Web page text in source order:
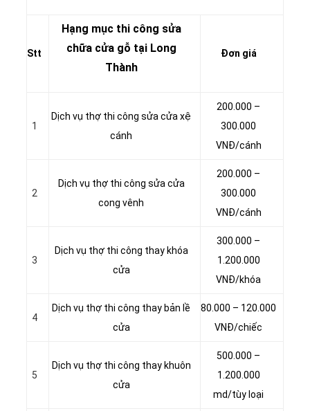
Stt
Hạng mục thi công sửa
chữa cửa gỗ tại Long
Thành
Đơn giá
1
Dịch vụ thợ thi công sửa cửa xệ
cánh
200.000 –
300.000
VNĐ/cánh
2
Dịch vụ thợ thi công sửa cửa
cong vênh
200.000 –
300.000
VNĐ/cánh
3
Dịch vụ thợ thi công thay khóa
cửa
300.000 –
1.200.000
VNĐ/khóa
4
Dịch vụ thợ thi công thay bản lề
cửa
80.000 – 120.000
VNĐ/chiếc
5
Dịch vụ thợ thi công thay khuôn
cửa
500.000 –
1.200.000
md/tùy loại